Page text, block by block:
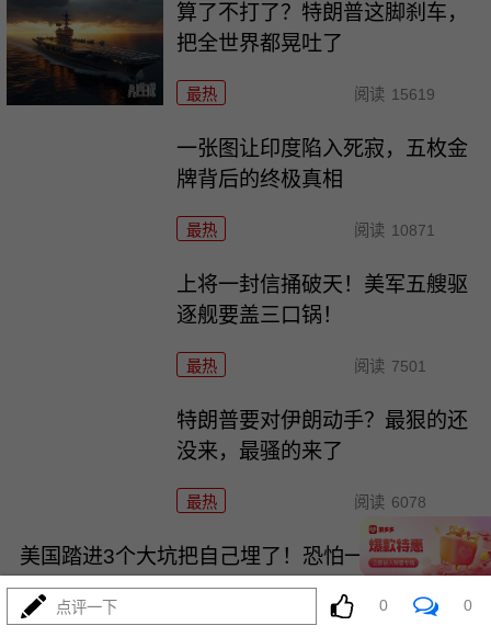
算了不打了？特朗普这脚刹车，
把全世界都晃吐了
最热 阅读 15619
一张图让印度陷入死寂，五枚金
牌背后的终极真相
最热 阅读 10871
上将一封信捅破天！美军五艘驱
逐舰要盖三口锅！
最热 阅读 7501
特朗普要对伊朗动手？最狠的还
没来，最骚的来了
最热 阅读 6078
美国踏进3个大坑把自己埋了！恐怕一个都爬不出
点评一下 0 0